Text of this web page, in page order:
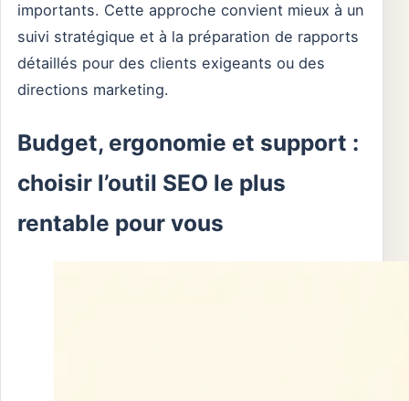
importants. Cette approche convient mieux à un
suivi stratégique et à la préparation de rapports
détaillés pour des clients exigeants ou des
directions marketing.
Budget, ergonomie et support :
choisir l’outil SEO le plus
rentable pour vous